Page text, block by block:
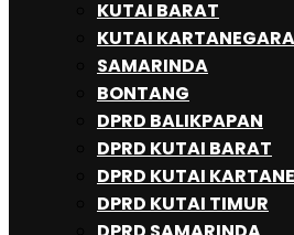
KUTAI BARAT
KUTAI KARTANEGARA
SAMARINDA
BONTANG
DPRD BALIKPAPAN
DPRD KUTAI BARAT
DPRD KUTAI
DPRD KUTAI TIMUR